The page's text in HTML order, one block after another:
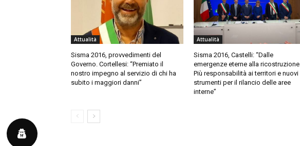
Attualità
Sisma 2016, provvedimenti del
Governo. Cortellesi: “Premiato il
nostro impegno al servizio di chi ha
subito i maggiori danni”
Attualità
Sisma 2016, Castelli: “Dalle
emergenze eterne alla ricostruzione.
Più responsabilità ai territori e nuovi
strumenti per il rilancio delle aree
interne”